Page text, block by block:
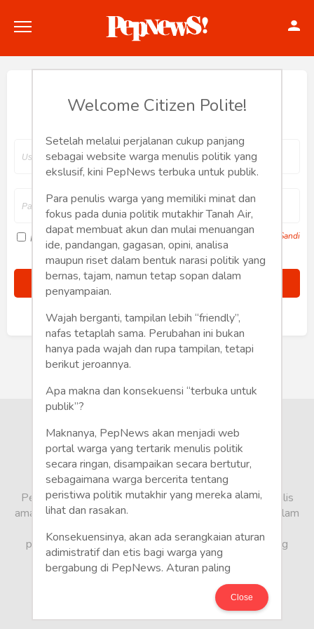
Politik
Hankam
Internasional
Bisnis
Humaniora
Sketsa
Tekno
Gaya
Wisata
Wanita
Hey, Welcome back.
Ingat saya Lupa Sandi
Buat Akun Baru
Welcome Citizen Polite!
Setelah melalui perjalanan cukup panjang
sebagai website warga menulis politik yang
ekslusif, kini PepNews terbuka untuk publik.
Para penulis warga yang memiliki minat dan
fokus pada dunia politik mutakhir Tanah Air,
dapat membuat akun dan mulai menuangan
ide, pandangan, gagasan, opini, analisa
maupun riset dalam bentuk narasi politik yang
bernas, tajam, namun tetap sopan dalam
penyampaian.
Wajah berganti, tampilan lebih “friendly”,
nafas tetaplah sama. Perubahan ini bukan
hanya pada wajah dan rupa tampilan, tetapi
berikut jeroannya.
Apa makna dan konsekuensi “terbuka untuk
publik”?
Maknanya, PepNews akan menjadi web
portal warga yang tertarik menulis politik
secara ringan, disampaikan secara bertutur,
sebagaimana warga bercerita tentang
peristiwa politik mutakhir yang mereka alami,
lihat dan rasakan.
Konsekuensinya, akan ada serangkaian aturan
adimistratif dan etis bagi warga yang
bergabung di PepNews. Aturan paling
mendasar adalah setiap penulis wajib
menggunakan identitas asli sesuai kartu
keterangan penduduk. Demikian juga foto
Close
PepNews.com adalah media warga, tempat bagi penulis
amatir dan profesional menyampaikan berbagai opini dalam
pandang tidak biasa, yang berbeda dari sudut pandang
berita media arus utama.